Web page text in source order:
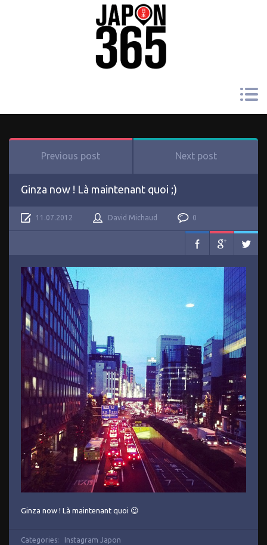
Previous post Next post
Ginza now ! Là maintenant quoi ;)
11.07.2012 David Michaud 0
Ginza now ! Là maintenant quoi 😉
Categories: Instagram Japon